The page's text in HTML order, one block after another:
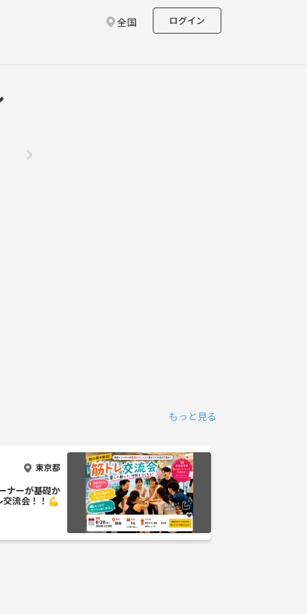
全国 ログイン
もっと見る
東京都
ナーが基礎か
交流会！！💪